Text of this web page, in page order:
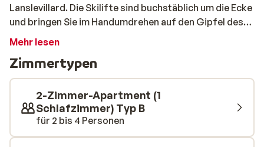
Lanslevillard. Die Skilifte sind buchstäblich um die Ecke
und bringen Sie im Handumdrehen auf den Gipfel des
Berges. Genießen Sie nach einem langen Tag auf der
Residenz, bevor Sie sich zum Abendessen fertig
machen. Möchten Sie nicht selbst in der Küche stehen?
Im Zentrum finden Sie eine Auswahl an verschiedenen
Restaurants, in denen Sie sich in kürzester Zeit
niederlassen können.
Mehr lesen
Zimmertypen
2-Zimmer-Apartment (1
Schlafzimmer) Typ B
für 2 bis 4 Personen